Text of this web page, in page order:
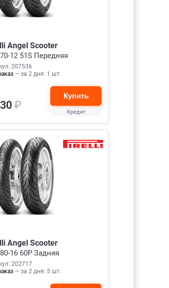
Angel Scooter
12 51S Передняя
207536
— за 2 дня: 1 шт.
₽
Купить
Кредит
Angel Scooter
16 60P Задняя
202717
— за 2 дня: 5 шт.